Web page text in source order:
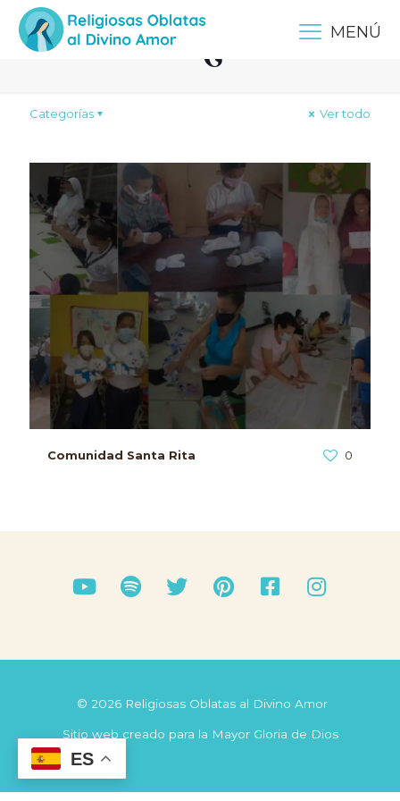
MENÚ
Caracas
Categorías Ver todo
Comunidad Santa Rita 0
© 2026 Religiosas Oblatas al Divino Amor
Sitio web creado para la Mayor Gloria de Dios
ES